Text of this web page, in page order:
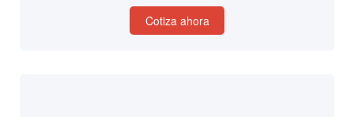
Cotiza ahora